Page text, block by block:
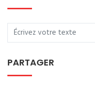
PARTAGER